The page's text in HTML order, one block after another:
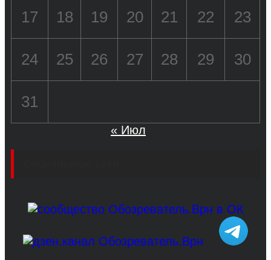
17 18 19 20 21 22 23
24 25 26 27 28 29 30
31
« Июл